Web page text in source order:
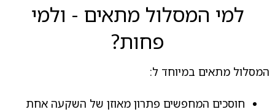
למי המסלול מתאים - ולמי
פחות?
המסלול מתאים במיוחד ל:
חוסכים המחפשים פתרון מאוזן של השקעה אחת